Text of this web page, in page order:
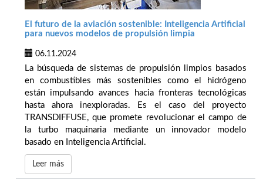
El futuro de la aviación sostenible: Inteligencia Artificial
para nuevos modelos de propulsión limpia
06.11.2024
La búsqueda de sistemas de propulsión limpios basados
en combustibles más sostenibles como el hidrógeno
están impulsando avances hacia fronteras tecnológicas
hasta ahora inexploradas. Es el caso del proyecto
TRANSDIFFUSE, que promete revolucionar el campo de
la turbo maquinaria mediante un innovador modelo
basado en Inteligencia Artificial.
Leer más